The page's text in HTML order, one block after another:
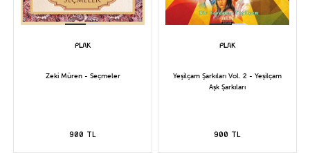
Zeki Müren - Seçmeler
900 TL
Yeşilçam Şarkıları Vol. 2 - Yeşilçam
Aşk Şarkıları
900 TL